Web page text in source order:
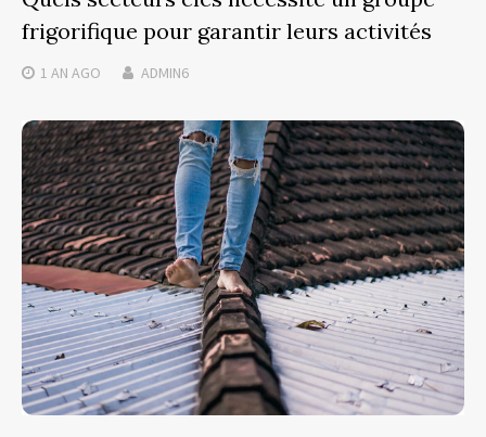
frigorifique pour garantir leurs activités
1 AN AGO ADMIN6